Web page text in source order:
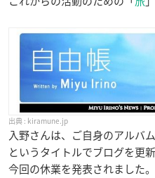
kiramune.jp
入野さんは、ご自身のアルバ
というタイトルでブログを更新
今回の休業を発表されました。